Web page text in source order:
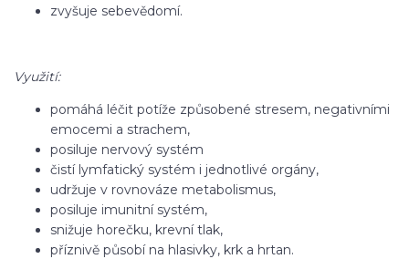
zvyšuje sebevědomí.
Využití:
pomáhá léčit potíže způsobené stresem, negativními
emocemi a strachem,
posiluje nervový systém
čistí lymfatický systém i jednotlivé orgány,
udržuje v rovnováze metabolismus,
posiluje imunitní systém,
snižuje horečku, krevní tlak,
příznivě působí na hlasivky, krk a hrtan.